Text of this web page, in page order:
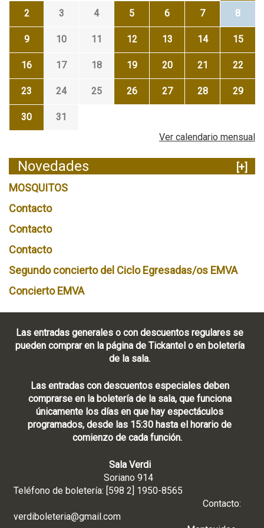
2 3 4 5 6 7 8
9 10 11 12 13 14 15
16 17 18 19 20 21 22
23 24 25 26 27 28 29
30
31
Ver calendario mensual
Novedades
[+]
MOSQUITOS
Contacto
Contacto
Contacto
Segundo concierto del Ciclo Egresadas/os EMVA
Concierto EMVA
Las entradas generales o con descuentos regulares se
pueden comprar en la página de Tickantel o en boletería
de la sala.
Las entradas con descuentos especiales deben
comprarse en la boletería de la sala, que funciona
únicamente los días en que hay espectáculos
programados, desde las 15:30 hasta el horario de
comienzo de cada función.
Sala Verdi
Soriano 914
Teléfono de boletería: [598 2] 1950-8565
Contacto:
verdiboleteria@gmail.com